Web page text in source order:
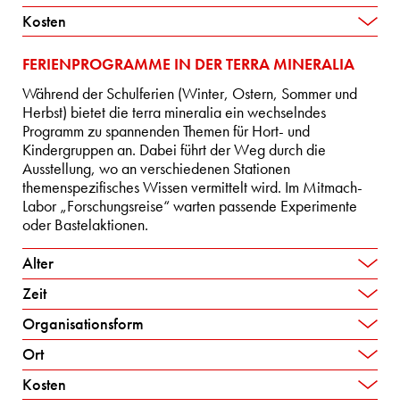
Kosten
FERIENPROGRAMME IN DER TERRA MINERALIA
Während der Schulferien (Winter, Ostern, Sommer und
Herbst) bietet die terra mineralia ein wechselndes
Programm zu spannenden Themen für Hort- und
Kindergruppen an. Dabei führt der Weg durch die
Ausstellung, wo an verschiedenen Stationen
themenspezifisches Wissen vermittelt wird. Im Mitmach-
Labor „Forschungsreise“ warten passende Experimente
oder Bastelaktionen.
Alter
Zeit
Organisationsform
Ort
Kosten